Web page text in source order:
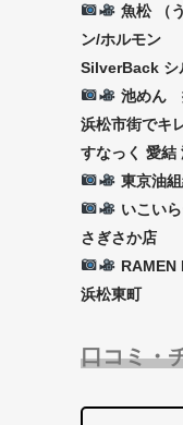
魚松 （
ン/ホルモン
SilverBack シ
池めん
浜松市街でキ
すなっく 愛結
東京油
いこい
さぎさか店
RAMEN
浜松東町
口コミ・